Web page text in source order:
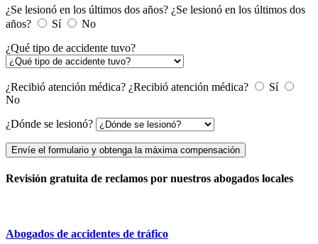
¿Se lesionó en los últimos dos años? ¿Se lesionó en los últimos dos
años?
Sí
No
¿Qué tipo de accidente tuvo?
¿Recibió atención médica? ¿Recibió atención médica?
Sí
No
¿Dónde se lesionó?
Envíe el formulario y obtenga la máxima compensación
Revisión gratuita de reclamos por nuestros abogados locales
Abogados de accidentes de tráfico